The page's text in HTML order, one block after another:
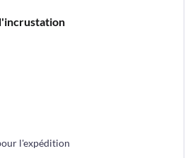
l'expédition